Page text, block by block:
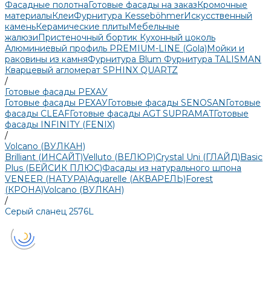
Фасадные полотнаГотовые фасады на заказКромочные
материалыКлеиФурнитура KesseböhmerИскусственный
каменьКерамические плитыМебельные
жалюзиПристеночный бортик Кухонный цоколь
Алюминиевый профиль PREMIUM-LINE (Gola)Мойки и
раковины из камняФурнитура Blum Фурнитура TALISMAN
Кварцевый агломерат SPHINX QUARTZ
/
Готовые фасады РЕХАУ
Готовые фасады РЕХАУГотовые фасады SENOSANГотовые
фасады CLEAFГотовые фасады AGT SUPRAMATГотовые
фасады INFINITY (FENIX)
/
Volcano (ВУЛКАН)
Brilliant (ИНСАЙТ)Velluto (ВЕЛЮР)Crystal Uni (ГЛАЙД)Basic
Plus (БЕЙСИК ПЛЮС)Фасады из натурального шпона
VENEER (НАТУРА)Aquarelle (АКВАРЕЛЬ)Forest
(КРОНА)Volcano (ВУЛКАН)
/
Серый сланец 2576L